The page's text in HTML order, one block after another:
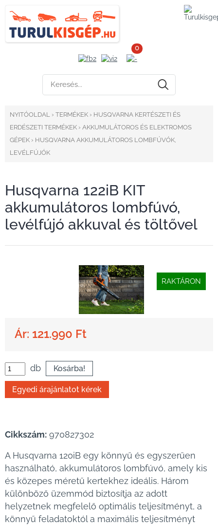
0
NYITÓOLDAL › TERMÉKEK › HUSQVARNA KERTÉSZETI ÉS
ERDÉSZETI TERMÉKEK › AKKUMULÁTOROS ÉS ELEKTROMOS
GÉPEK › HUSQVARNA AKKUMULÁTOROS LOMBFÚVÓK,
LEVÉLFÚJÓK
Husqvarna 122iB KIT
akkumulátoros lombfúvó,
levélfújó akkuval és töltővel
RAKTÁRON
Ár: 121.990 Ft
db
Cikkszám: 970827302
A Husqvarna 120iB egy könnyű és egyszerűen
használható, akkumulátoros lombfúvó, amely kis
és közepes méretű kertekhez ideális. Három
különböző üzemmód biztosítja az adott
helyzetnek megfelelő optimális teljesítményt, a
könnyű feladatoktól a maximális teljesítményt